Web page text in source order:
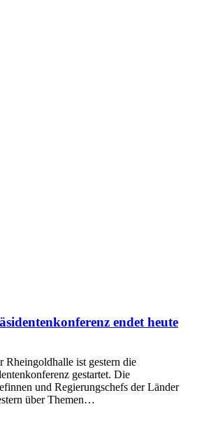
endet heute
Rheingoldhalle ist gestern die
gestartet. Die
und Regierungschefs der Länder
über Themen…